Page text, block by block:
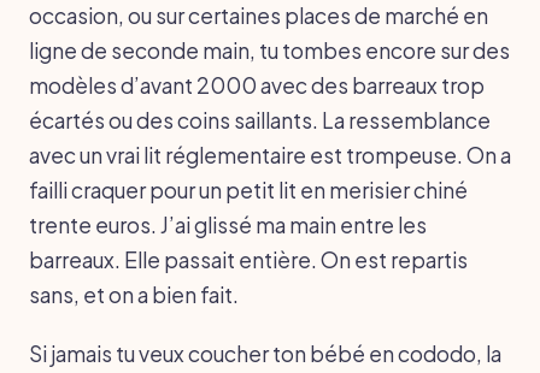
occasion, ou sur certaines places de marché en
ligne de seconde main, tu tombes encore sur des
modèles d’avant 2000 avec des barreaux trop
écartés ou des coins saillants. La ressemblance
avec un vrai lit réglementaire est trompeuse. On a
failli craquer pour un petit lit en merisier chiné
trente euros. J’ai glissé ma main entre les
barreaux. Elle passait entière. On est repartis
sans, et on a bien fait.
Si jamais tu veux coucher ton bébé en cododo, la